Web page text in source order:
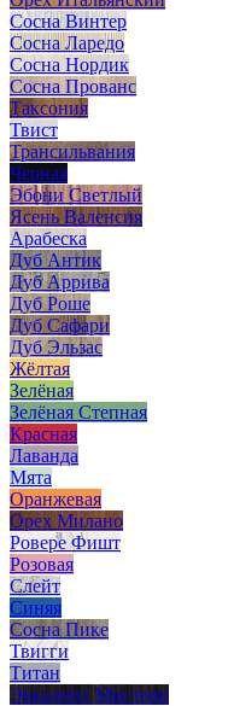
Сосна Винтер
Сосна Ларедо
Сосна Нордик
Сосна Прованс
Таксония
Твист
Трансильвания
Черная
Эбони Светлый
Ясень Валенсия
Арабеска
Дуб Антик
Дуб Аррива
Дуб Роше
Дуб Сафари
Дуб Эльзас
Жёлтая
Зелёная
Зелёная Степная
Красная
Лаванда
Мята
Оранжевая
Орех Милано
Ровере Фишт
Розовая
Слейт
Синяя
Сосна Пике
Твигги
Титан
Эвкалипт Мистери